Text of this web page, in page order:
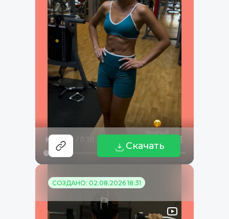
Скачать
СОЗДАНО: 02.08.2026 18:31